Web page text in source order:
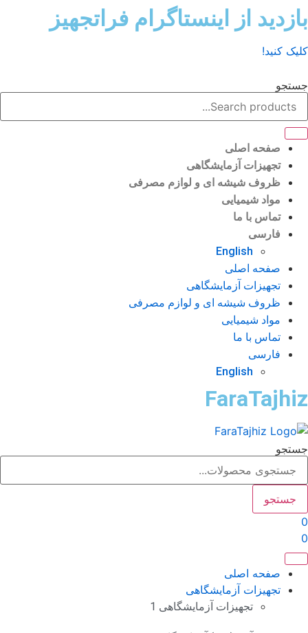
از اینستاگرام فراتجهیز
کنید!
صفحه اصلی
تجهیزات آزمایشگاهی
ظروف شیشه ای و لوازم مصرفی
مواد شیمیایی
تماس با ما
فارسی
English
صفحه اصلی
تجهیزات آزمایشگاهی
ظروف شیشه ای و لوازم مصرفی
مواد شیمیایی
تماس با ما
فارسی
English
جستجو
صفحه اصلی
تجهیزات آزمایشگاهی
تجهیزات آزمایشگاهی 1